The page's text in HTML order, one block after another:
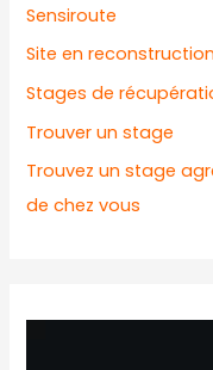
Sensiroute
Site en reconstruction
Stages de
Trouver un stage
Trouvez un stage
de chez vous